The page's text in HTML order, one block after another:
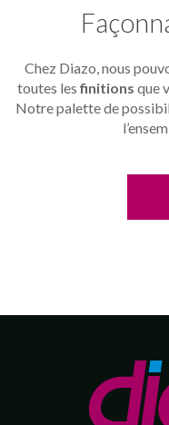
Chez Diazo, nous
toutes lesfinitions que
Notre palette de